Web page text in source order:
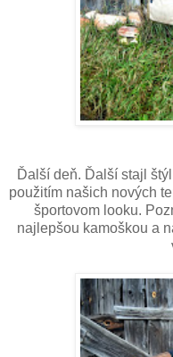
Ďalší deň. Ďalší stajl
použitím našich nových
športovom looku.
najlepšou kamoškou a